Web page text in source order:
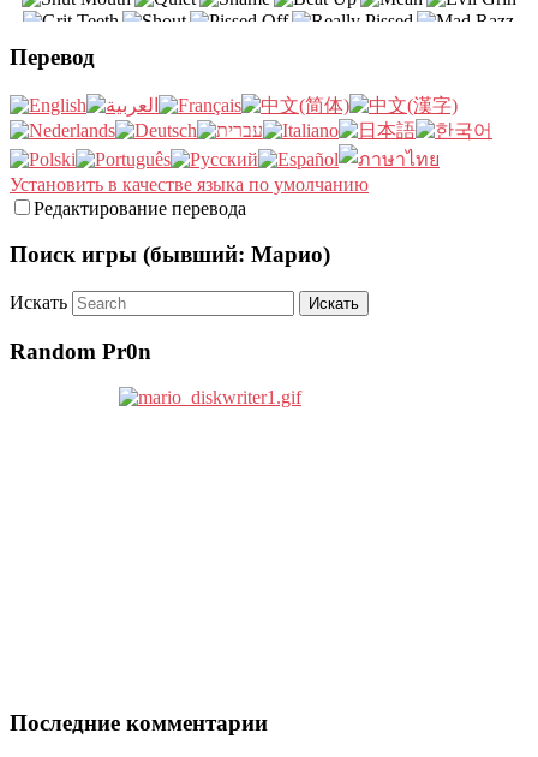
Перевод
Установить в качестве языка по умолчанию
Редактирование перевода
Поиск игры (бывший: Марио)
Искать
Random Pr0n
Последние комментарии